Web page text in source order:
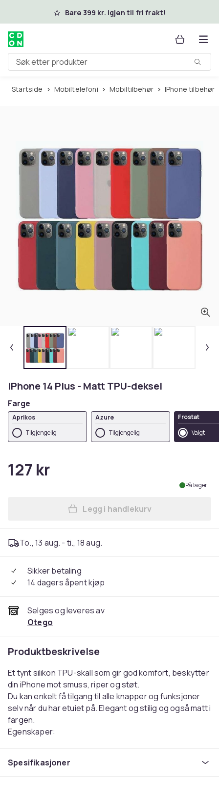
Hopp til hovedinnholdBare 399 kr. igjen til fri frakt!
Søk etter produkter
Startside Mobiltelefoni Mobiltilbehør iPhone tilbehør
iPhone 14 Plus - Matt TPU-deksel
Farge
Aprikos
Tilgjengelig
Azure
Tilgjengelig
Frostat
Valgt
127 kr
På lager
Legg iPhone 14 Plus - Matt
Legg i handlekurv
To., 13 aug. - ti., 18 aug.
Sikker betaling
14 dagers åpent kjøp
Selges og leveres av
Otego
Produktbeskrivelse
Et tynt silikon TPU-skall som gir god komfort, beskytter
din iPhone mot smuss, riper og støt.
Du kan enkelt få tilgang til alle knapper og funksjoner
selv når du har etuiet på. Elegant og stilig og også matt i
fargen.
Egenskaper:
- Anti fingeravtrykk
Spesifikasjoner